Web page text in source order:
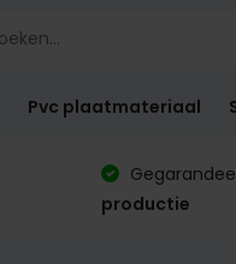
Pvc plaatmateriaal
productie